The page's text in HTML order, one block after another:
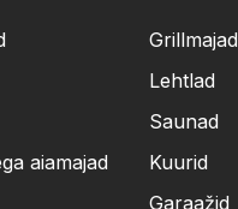
aiamajad
Grillmajad
Lehtlad
Saunad
Kuurid
Garaažid